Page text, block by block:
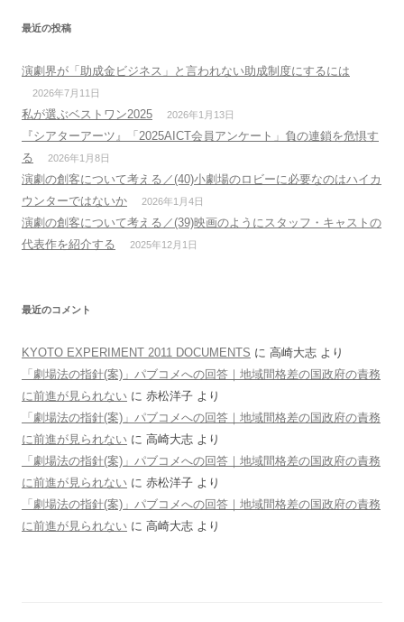
最近の投稿
演劇界が「助成金ビジネス」と言われない助成制度にするには
2026年7月11日
私が選ぶベストワン2025 2026年1月13日
『シアターアーツ』「2025AICT会員アンケート」負の連鎖を危惧す
る
2026年1月8日
演劇の創客について考える／(40)小劇場のロビーに必要なのはハイカ
ウンターではないか
2026年1月4日
演劇の創客について考える／(39)映画のようにスタッフ・キャストの
代表作を紹介する
2025年12月1日
最近のコメント
KYOTO EXPERIMENT 2011 DOCUMENTS に 高崎大志 より
「劇場法の指針(案)」パブコメへの回答｜地域間格差の国政府の責務
に前進が見られない に 赤松洋子 より
「劇場法の指針(案)」パブコメへの回答｜地域間格差の国政府の責務
に前進が見られない に 高崎大志 より
「劇場法の指針(案)」パブコメへの回答｜地域間格差の国政府の責務
に前進が見られない に 赤松洋子 より
「劇場法の指針(案)」パブコメへの回答｜地域間格差の国政府の責務
に前進が見られない に 高崎大志 より